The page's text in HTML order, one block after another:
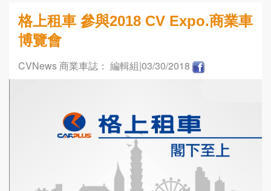
格上租車 參與2018 CV Expo.商業車
博覽會
CVNews 商業車誌： 編輯組|03/30/2018